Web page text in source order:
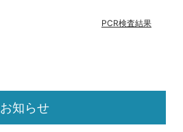
PCR検査結果
お知らせ